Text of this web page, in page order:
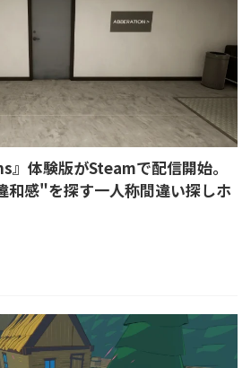
』体験版がSteamで配信開始。
和感"を探す一人称間違い探しホ